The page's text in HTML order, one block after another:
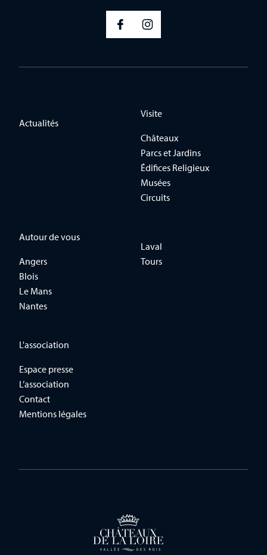
Actualités
Visite
Châteaux
Parcs et Jardins
Édifices Religieux
Musées
Circuits
Autour de vous
Angers
Blois
Le Mans
Nantes
Laval
Tours
L'association
Espace presse
L’association
Contact
Mentions légales